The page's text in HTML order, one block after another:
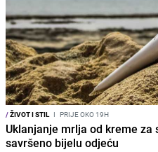
/ŽIVOT I STIL I PRIJE OKO 19H
Uklanjanje mrlja od kreme
savršeno bijelu odjeću